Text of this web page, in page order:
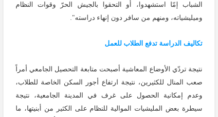
الشباب إمّا استشهدوا، أو التحقوا بالجيش الحرّ وقوات النظام
وميليشياته، ومنهم من سافر دون إنهاء دراسته".
تكاليف الدراسة تدفع الطلاب للعمل
نتيجة تردّي الأوضاع المعاشية أصبحت متابعة التحصيل الجامعي أمراً
صعب المنال للكثيرين، نتيجة ارتفاع أجور السكن الخاصة للطلاب،
وعدم إمكانية الحصول على غرف في المدينة الجامعية، نتيجة
سيطرة بعض المليشيات الموالية للنظام على الكثير من أبنيتها، ما